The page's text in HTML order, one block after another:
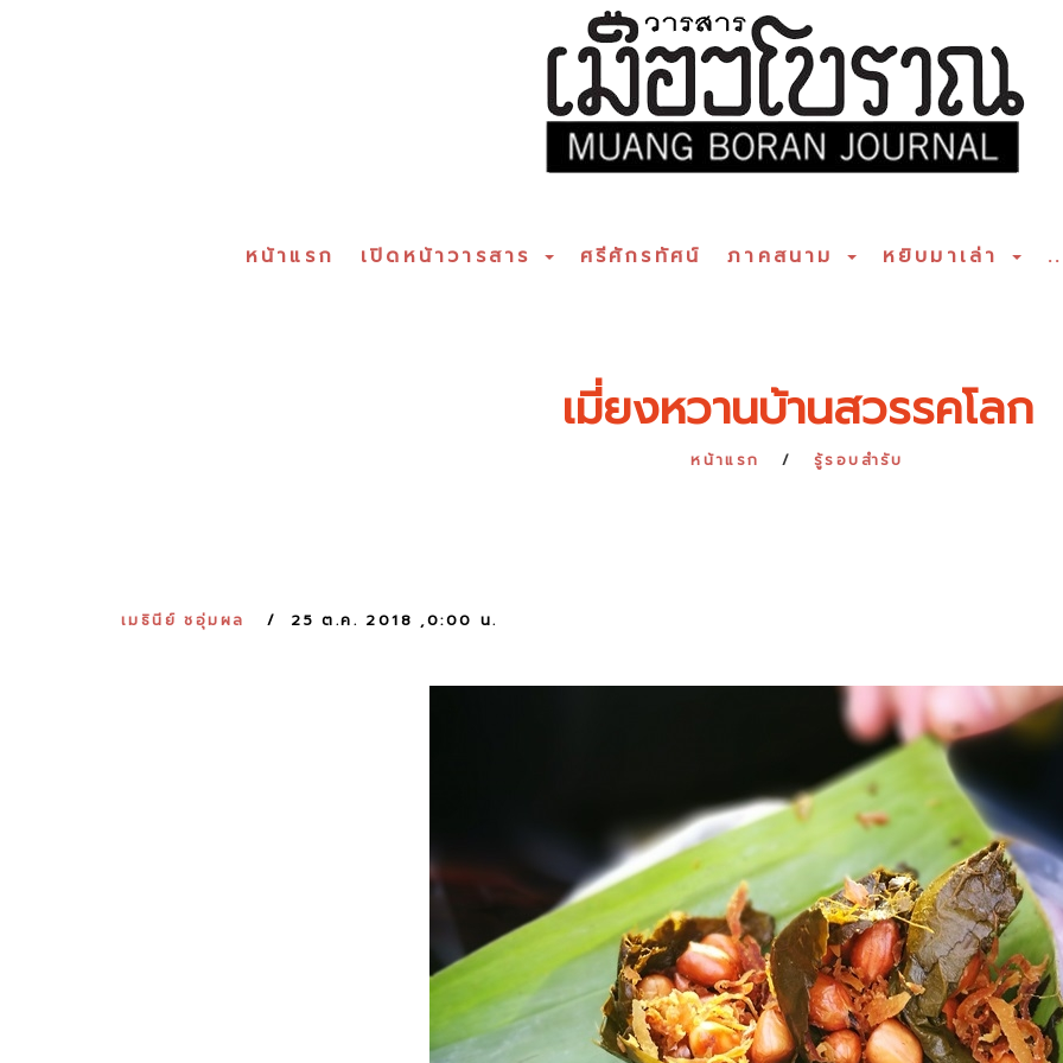
หน้าแรก เปิดหน้าวารสาร ศรีศักรทัศน์ ภาคสนาม หยิบมาเล่า
เมี่ยงหวานบ้านสวรรคโลก
หน้าแรก รู้รอบสำรับ
เมธินีย์ ชอุ่มผล 25 ต.ค. 2018 ,0:00 น.